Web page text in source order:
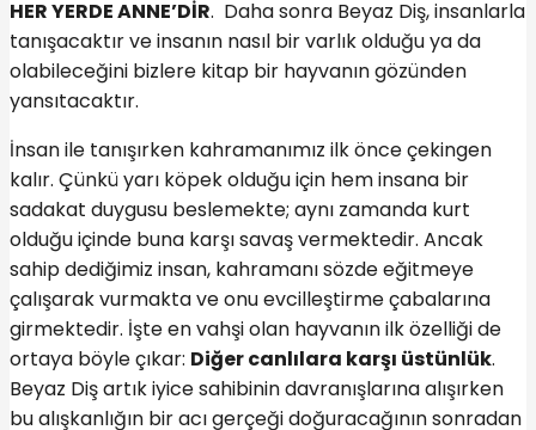
HER YERDE ANNE’DİR. Daha sonra Beyaz Diş, insanlarla
tanışacaktır ve insanın nasıl bir varlık olduğu ya da
olabileceğini bizlere kitap bir hayvanın gözünden
yansıtacaktır.
İnsan ile tanışırken kahramanımız ilk önce çekingen
kalır. Çünkü yarı köpek olduğu için hem insana bir
sadakat duygusu beslemekte; aynı zamanda kurt
olduğu içinde buna karşı savaş vermektedir. Ancak
sahip dediğimiz insan, kahramanı sözde eğitmeye
çalışarak vurmakta ve onu evcilleştirme çabalarına
girmektedir. İşte en vahşi olan hayvanın ilk özelliği de
ortaya böyle çıkar: Diğer canlılara karşı üstünlük.
Beyaz Diş artık iyice sahibinin davranışlarına alışırken
bu alışkanlığın bir acı gerçeği doğuracağının sonradan